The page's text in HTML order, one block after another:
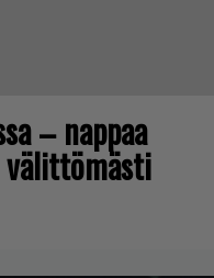
– nappaa
välittömästi